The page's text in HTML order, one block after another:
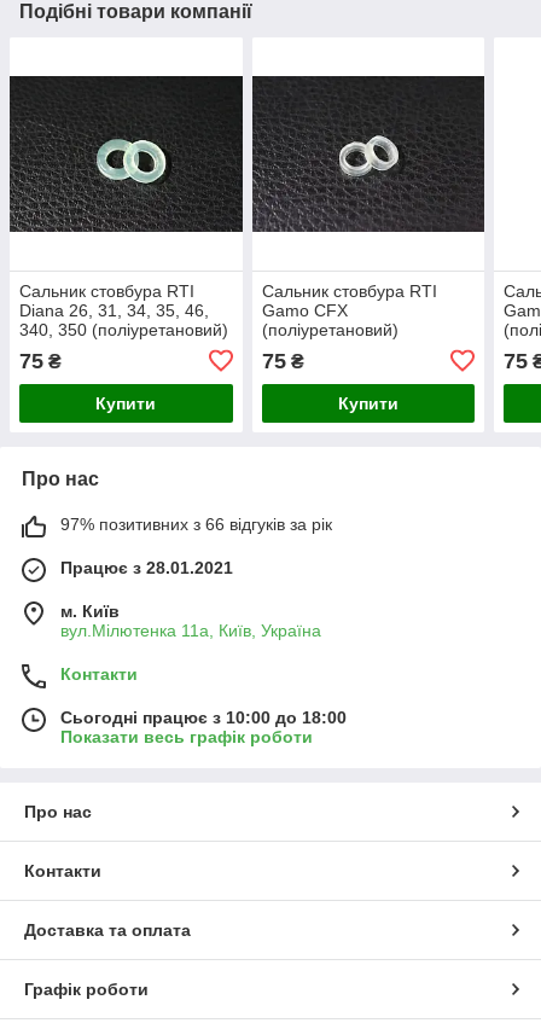
Подібні товари компанії
Сальник стовбура RTI
Diana 26, 31, 34, 35, 46,
340, 350 (поліуретановий)
75 ₴
Купити
Сальник стовбура RTI
Gamo CFX
(поліуретановий)
75₴
Купити
75
Про нас
97% позитивних з 66 відгуків за рік
Працює з 28.01.2021
м. Київ
вул.Мілютенка 11а, Київ, Україна
Контакти
Сьогодні працює з 10:00 до 18:00
Показати весь графік роботи
Про нас
Контакти
Доставка та оплата
Графік роботи